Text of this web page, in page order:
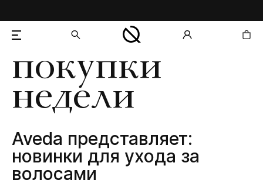
добавлен в корзину
покупки
недели
Aveda представляет:
новинки для ухода за
волосами